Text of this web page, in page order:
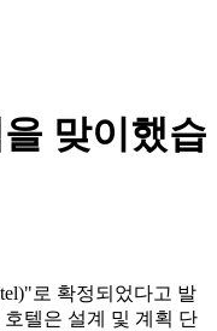
맞이했습
로 확정되었다고 발
텔은 설계 및 계획 단